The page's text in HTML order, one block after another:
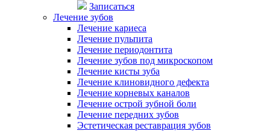
Записаться
Лечение зубов
Лечение кариеса
Лечение пульпита
Лечение периодонтита
Лечение зубов под микроскопом
Лечение кисты зуба
Лечение клиновидного дефекта
Лечение корневых каналов
Лечение острой зубной боли
Лечение передних зубов
Эстетическая реставрация зубов